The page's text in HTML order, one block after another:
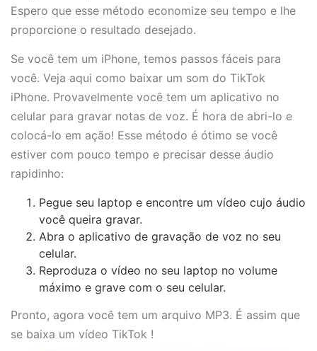
Espero que esse método economize seu tempo e lhe
proporcione o resultado desejado.
Se você tem um iPhone, temos passos fáceis para
você. Veja aqui como baixar um som do TikTok
iPhone. Provavelmente você tem um aplicativo no
celular para gravar notas de voz. É hora de abri-lo e
colocá-lo em ação! Esse método é ótimo se você
estiver com pouco tempo e precisar desse áudio
rapidinho:
Pegue seu laptop e encontre um vídeo cujo áudio
você queira gravar.
Abra o aplicativo de gravação de voz no seu
celular.
Reproduza o vídeo no seu laptop no volume
máximo e grave com o seu celular.
Pronto, agora você tem um arquivo MP3. É assim que
se baixa um vídeo TikTok !